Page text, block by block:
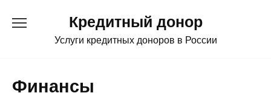
содержанию
Кредитный донор
Услуги кредитных доноров в России
Финансы